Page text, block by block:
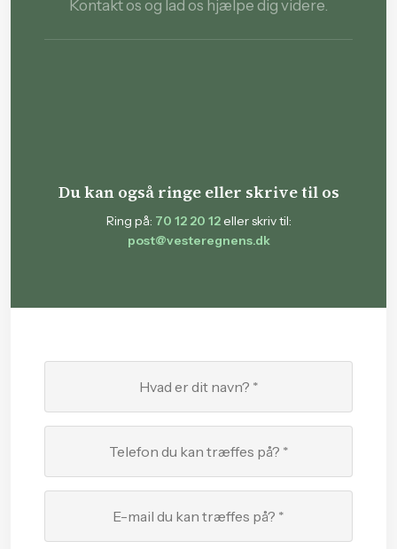
Kontakt os og lad os hjælpe dig videre.
Du kan også ringe eller skrive til os
Ring på: 70 12 20 12eller skriv til:
post@vesteregnens.dk